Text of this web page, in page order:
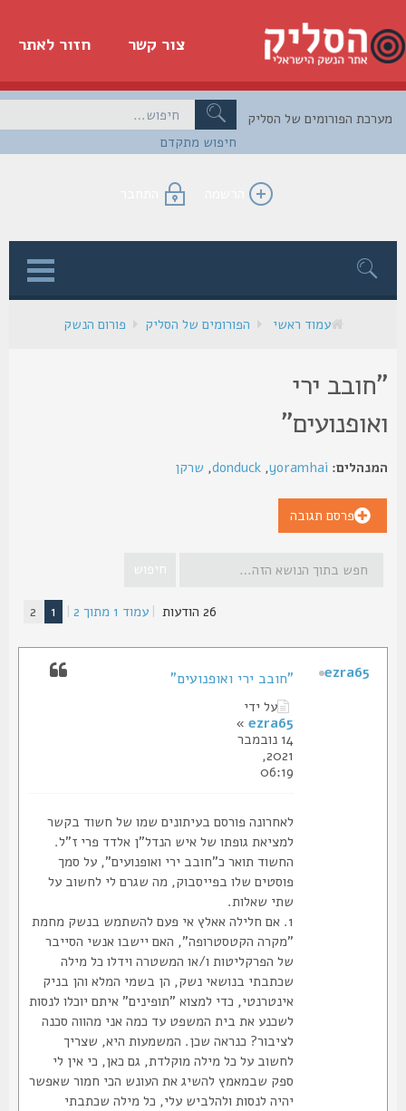
חזור לאתר צור קשר
חיפוש מתקדם
הפורומים של הסליק
הרשמה התחבר
עמוד ראשי הפורומים של הסליק פורום הנשק
ירי
yoramhai
,
donduck
,שרקן
פרסם תגובה
|עמוד1מתוך2
|
1
"חובב ירי ואופנועים"
על ידי
ezra65
»
14 נובמבר
2021,
06:19
לאחרונה פורסם בעיתונים שמו של חשוד בקשר
למציאת גופתו של איש הנדל"ן אלדד פרי ז"ל.
החשוד תואר כ"חובב ירי ואופנועים", על סמך
פוסטים שלו בפייסבוק, מה שגרם לי לחשוב על
שתי שאלות.
1. אם חלילה אאלץ אי פעם להשתמש בנשק מחמת
"מקרה הקטסטרופה", האם יישבו אנשי הסייבר
של הפרקליטות ו/או המשטרה וידלו כל מילה
שכתבתי בנושאי נשק, הן בשמי המלא והן בניק
אינטרנטי, כדי למצוא "תופינים" איתם יוכלו לנסות
לשכנע את בית המשפט עד כמה אני מהווה סכנה
לציבור? כנראה שכן. המשמעות היא, שצריך
לחשוב על כל מילה מוקלדת, גם כאן, כי אין לי
ספק שבמאמץ להשיג את העונש הכי חמור שאפשר
יהיה לנסות ולהלביש עלי, כל מילה שכתבתי
ezra65